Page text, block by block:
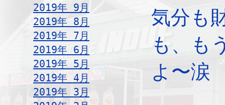
2019年 9月
2019年 8月
2019年 7月
2019年 6月
2019年 5月
2019年 4月
2019年 3月
気分も
も、も
よ〜涙